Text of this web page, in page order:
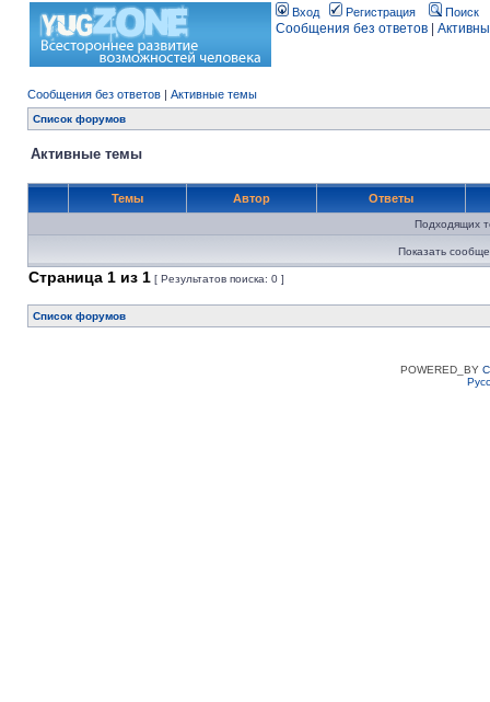
Вход Регистрация Поиск
Сообщения без ответов
Сообщения без ответов | Активные темы
Список форумов
Активные темы
Темы Автор Ответы
Подходящих
Показать
Страница 1 из 1 [ Результатов поиска: 0 ]
Список форумов
POWERED_BY